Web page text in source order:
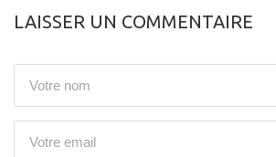
LAISSER UN COMMENTAIRE